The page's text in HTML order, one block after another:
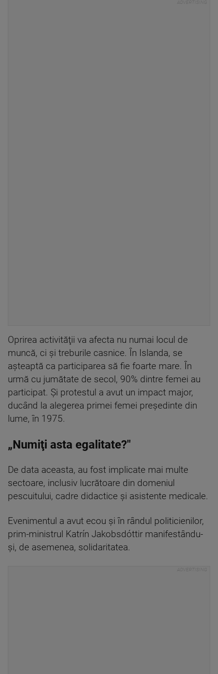
Oprirea activităţii va afecta nu numai locul de
muncă, ci şi treburile casnice. În Islanda, se
aşteaptă ca participarea să fie foarte mare. În
urmă cu jumătate de secol, 90% dintre femei au
participat. Şi protestul a avut un impact major,
ducând la alegerea primei femei preşedinte din
lume, în 1975.
„Numiţi asta egalitate?"
De data aceasta, au fost implicate mai multe
sectoare, inclusiv lucrătoare din domeniul
pescuitului, cadre didactice şi asistente medicale.
Evenimentul a avut ecou şi în rândul politicienilor,
prim-ministrul Katrín Jakobsdóttir manifestându-
şi, de asemenea, solidaritatea.